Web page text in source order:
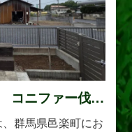
ニファー伐
群馬県邑楽町にお